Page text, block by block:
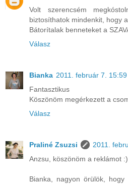
Volt szerencsém
biztosíthatok mindenkit, hogy
Bátorítalak benneteket a
Válasz
Bianka 2011. február 7. 15:59
Fantasztikus
Köszönöm megérkezett a
Válasz
Praliné Zsuzsi
2011.
Anzsu, köszönöm a reklámot :)
Bianka, nagyon örülök,